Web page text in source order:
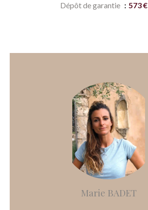
Dépôt de garantie
573 €
Marie BADET